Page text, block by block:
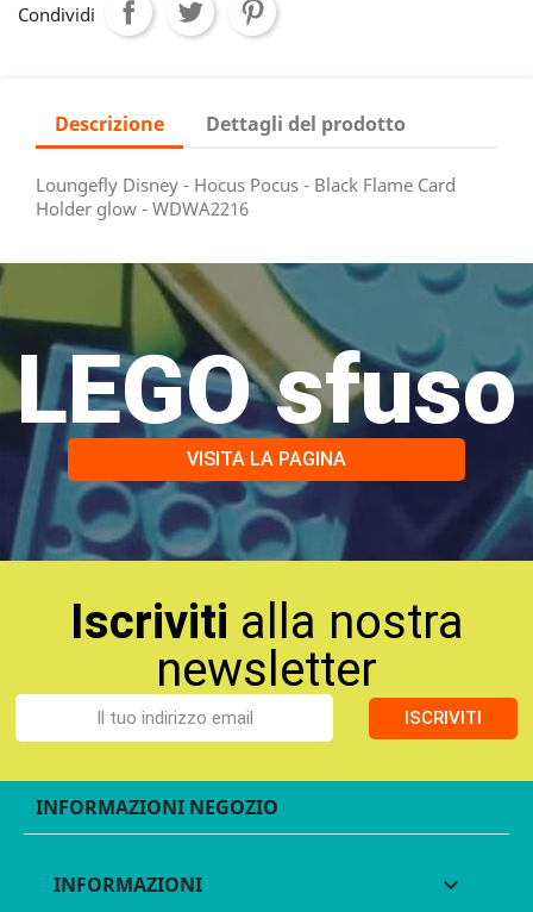
Condividi
Descrizione Dettagli del prodotto
Loungefly Disney - Hocus Pocus - Black Flame Card
Holder glow - WDWA2216
LEGO sfuso
VISITA LA PAGINA
Iscriviti alla nostra
newsletter
ISCRIVITI
INFORMAZIONI NEGOZIO
INFORMAZIONI 